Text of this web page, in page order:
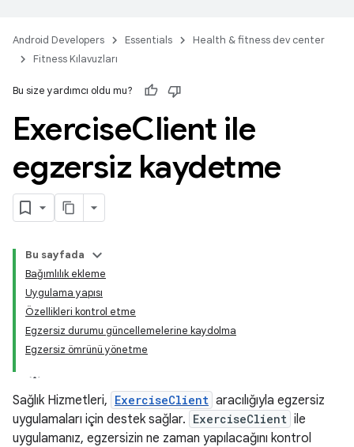
Android Developers Essentials
Health & fitness dev center
Fitness Kılavuzları
Bu size yardımcı oldu mu?
ExerciseClient ile
egzersiz kaydetme
Bu sayfada
Bağımlılık ekleme
Uygulama yapısı
Özellikleri kontrol etme
Egzersiz durumu güncellemelerine kaydolma
Egzersiz ömrünü yönetme
Sağlık Hizmetleri, ExerciseClient aracılığıyla egzersiz
uygulamaları için destek sağlar. ExerciseClient ile
uygulamanız, egzersizin ne zaman yapılacağını kontrol